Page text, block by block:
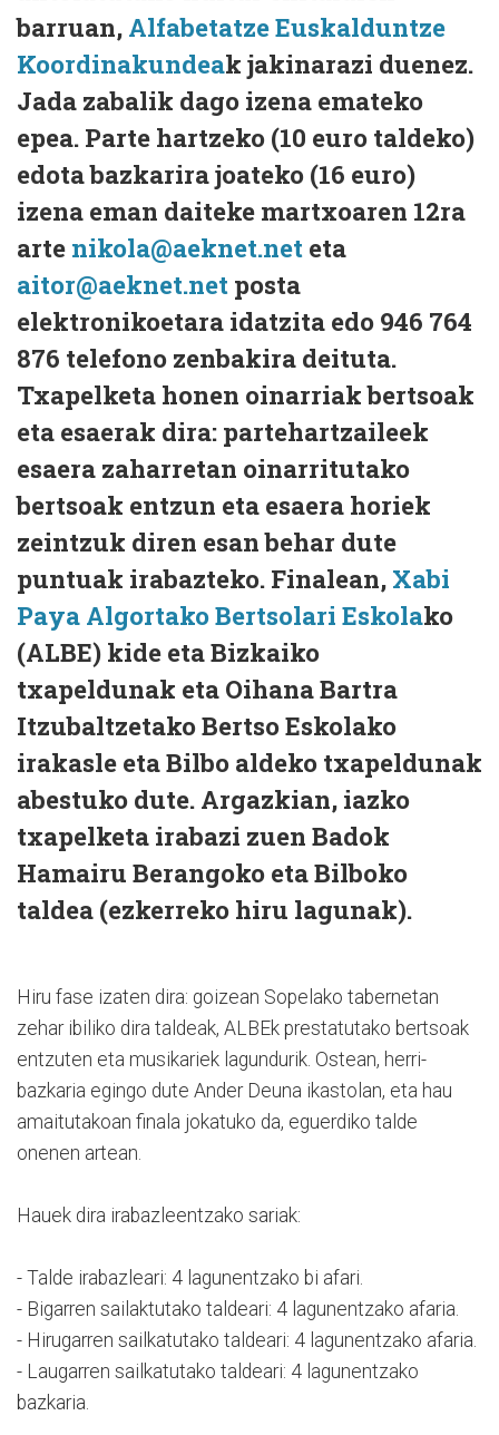
barruan, Alfabetatze Euskalduntze
Koordinakundeak jakinarazi duenez.
Jada zabalik dago izena emateko
epea. Parte hartzeko (10 euro taldeko)
edota bazkarira joateko (16 euro)
izena eman daiteke martxoaren 12ra
arte nikola@aeknet.net eta
aitor@aeknet.net posta
elektronikoetara idatzita edo 946 764
876 telefono zenbakira deituta.
Txapelketa honen oinarriak bertsoak
eta esaerak dira: partehartzaileek
esaera zaharretan oinarritutako
bertsoak entzun eta esaera horiek
zeintzuk diren esan behar dute
puntuak irabazteko. Finalean, Xabi
Paya Algortako Bertsolari Eskolako
(ALBE) kide eta Bizkaiko
txapeldunak eta Oihana Bartra
Itzubaltzetako Bertso Eskolako
irakasle eta Bilbo aldeko txapeldunak
abestuko dute. Argazkian, iazko
txapelketa irabazi zuen Badok
Hamairu Berangoko eta Bilboko
taldea (ezkerreko hiru lagunak).
Hiru fase izaten dira: goizean Sopelako tabernetan
zehar ibiliko dira taldeak, ALBEk prestatutako bertsoak
entzuten eta musikariek lagundurik. Ostean, herri-
bazkaria egingo dute Ander Deuna ikastolan, eta hau
amaitutakoan finala jokatuko da, eguerdiko talde
onenen artean.
Hauek dira irabazleentzako sariak:
- Talde irabazleari: 4 lagunentzako bi afari.
- Bigarren sailaktutako taldeari: 4 lagunentzako afaria.
- Hirugarren sailkatutako taldeari: 4 lagunentzako afaria.
- Laugarren sailkatutako taldeari: 4 lagunentzako
bazkaria.